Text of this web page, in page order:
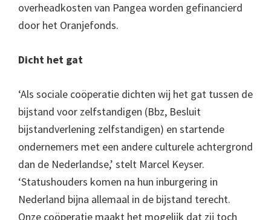
overheadkosten van Pangea worden gefinancierd
door het Oranjefonds.
Dicht het gat
‘Als sociale coöperatie dichten wij het gat tussen de
bijstand voor zelfstandigen (Bbz, Besluit
bijstandverlening zelfstandigen) en startende
ondernemers met een andere culturele achtergrond
dan de Nederlandse,’ stelt Marcel Keyser.
‘Statushouders komen na hun inburgering in
Nederland bijna allemaal in de bijstand terecht.
Onze coöperatie maakt het mogelijk dat zij toch